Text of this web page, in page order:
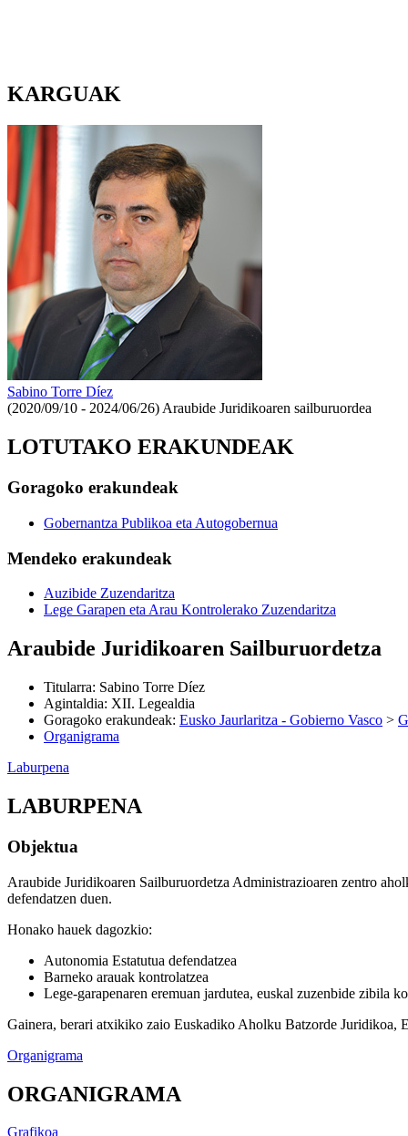
KARGUAK
Sabino Torre Díez
(2020/09/10 - 2024/06/26) Araubide Juridikoaren sailburuordea
LOTUTAKO ERAKUNDEAK
Goragoko erakundeak
Gobernantza Publikoa eta Autogobernua
Mendeko erakundeak
Auzibide Zuzendaritza
Lege Garapen eta Arau Kontrolerako Zuzendaritza
Araubide Juridikoaren Sailburuordetza
Titularra: Sabino Torre Díez
Agintaldia: XII. Legealdia
Goragoko erakundeak: Eusko Jaurlaritza - Gobierno Vasco >
Organigrama
Laburpena
LABURPENA
Objektua
Araubide Juridikoaren Sailburuordetza Administrazioaren zentro
defendatzen duen.
Honako hauek dagozkio:
Autonomia Estatutua defendatzea
Barneko arauak kontrolatzea
Lege-garapenaren eremuan jardutea, euskal zuzenbide zibila
Gainera, berari atxikiko zaio Euskadiko Aholku Batzorde Juridikoa,
Organigrama
ORGANIGRAMA
Grafikoa